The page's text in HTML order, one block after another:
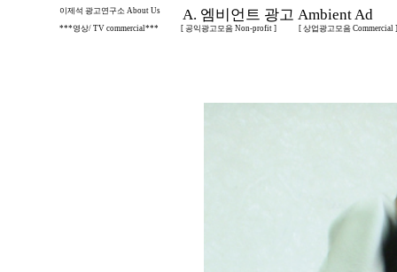
이제석 광고연구소 About Us A. 엠비언트 광고 Ambient Ad
***영상/ TV commercial*** [ 공익광고모음 Non-profit ] [ 상업광고모음 Commercial ]